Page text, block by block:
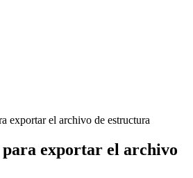
exportar el archivo de estructura
para exportar el archivo